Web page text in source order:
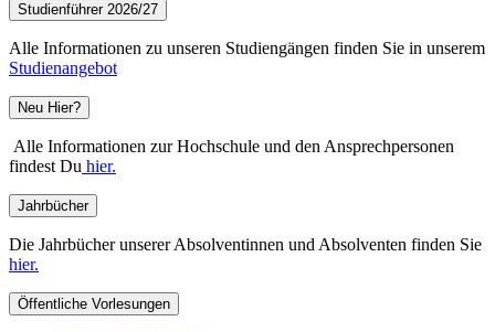
Studienführer 2026/27
Alle Informationen zu unseren Studiengängen finden Sie in unserem
Studienangebot
Neu Hier?
Alle Informationen zur Hochschule und den Ansprechpersonen
findest Du hier.
Jahrbücher
Die Jahrbücher unserer Absolventinnen und Absolventen finden Sie
hier.
Öffentliche Vorlesungen